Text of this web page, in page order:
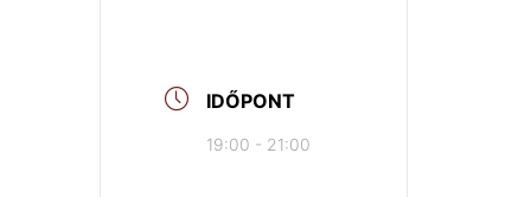
IDŐPONT
19:00 - 21:00